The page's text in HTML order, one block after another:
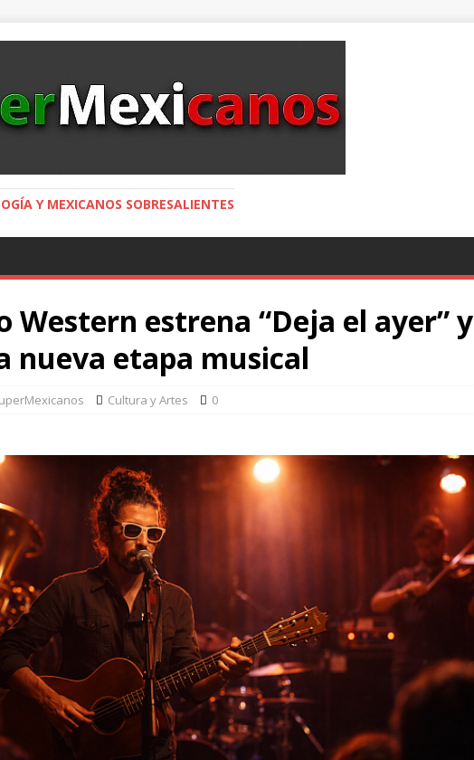
Y MEXICANOS SOBRESALIENTES
Western estrena “Deja el ayer” y
nueva etapa musical
Cultura y Artes 0